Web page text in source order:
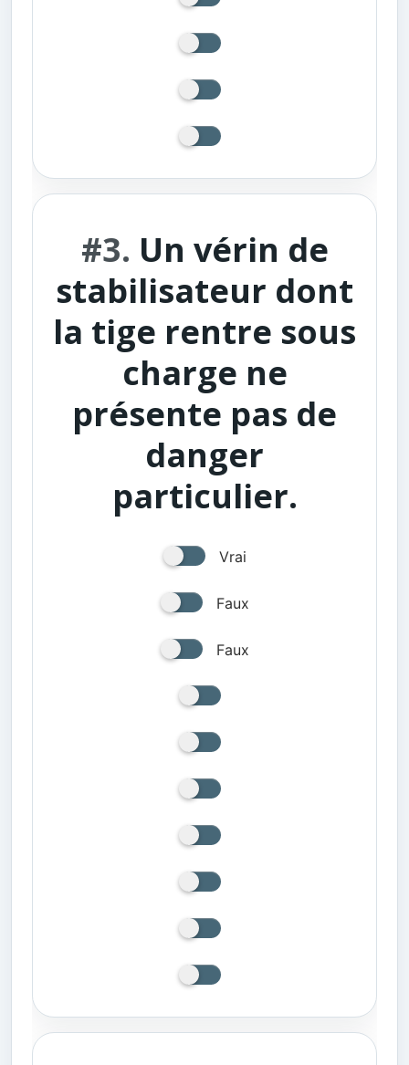
#3. Un vérin de
stabilisateur dont
la tige rentre sous
charge ne
présente pas de
danger
particulier.
Vrai
Faux
Faux